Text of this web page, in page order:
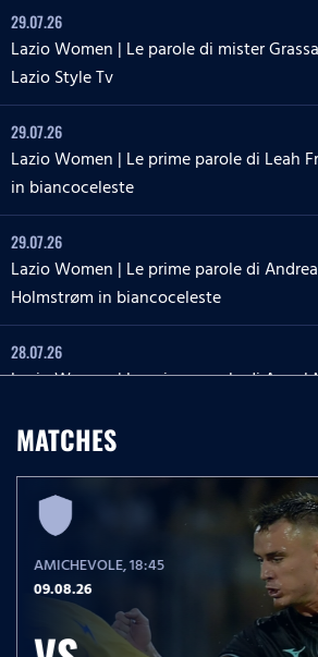
29.07.26
Lazio Women | Le parole di mister
Lazio Style Tv
29.07.26
Lazio Women | Le prime parole di Leah
in biancoceleste
29.07.26
Lazio Women | Le prime parole di Andrea
Holmstrøm in biancoceleste
28.07.26
Lazio Women | Le prime parole di Angel
Lazio Women | Le parole di Martina
Lazio Style Tv
27.07.26
Lazio Women | Le prime parole di
in biancoceleste
MATCHES
AMICHEVOLE, 18:45
09.08.26